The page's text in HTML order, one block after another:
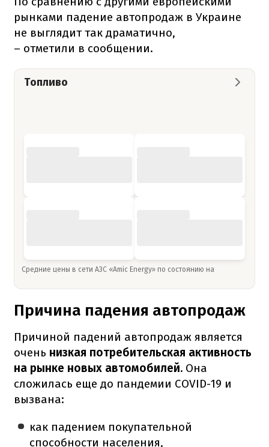
рынками падение автопродаж в Украине
не выглядит так драматично,
– отметили в сообщении.
Топливо
Средние цены в сети АЗС «Amic Energy» по состоянию на
Причина падения автопродаж
Причиной падений автопродаж является
очень низкая потребительская активность
на рынке новых автомобилей. Она
сложилась еще до пандемии COVID-19 и
вызвана:
как падением покупательной
способности населения,